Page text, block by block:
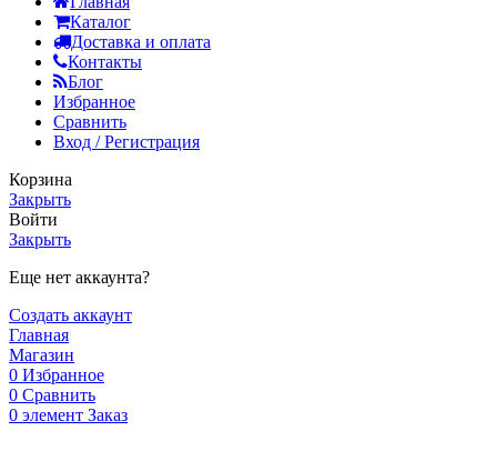
Каталог
Доставка и оплата
Контакты
Блог
Избранное
Сравнить
Вход / Регистрация
Корзина
Закрыть
Войти
Закрыть
Еще нет аккаунта?
Создать аккаунт
Главная
Магазин
0 Избранное
0 Сравнить
0 элемент Заказ